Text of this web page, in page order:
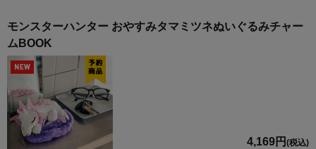
モンスターハンター おやすみタマミツネぬいぐるみチャー
ムBOOK
4,169円 (税込)